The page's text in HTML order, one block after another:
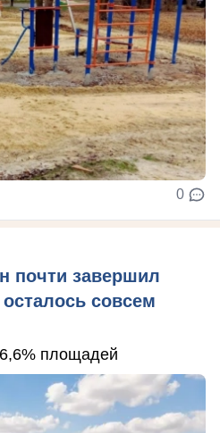
0
почти завершил
совсем
площадей